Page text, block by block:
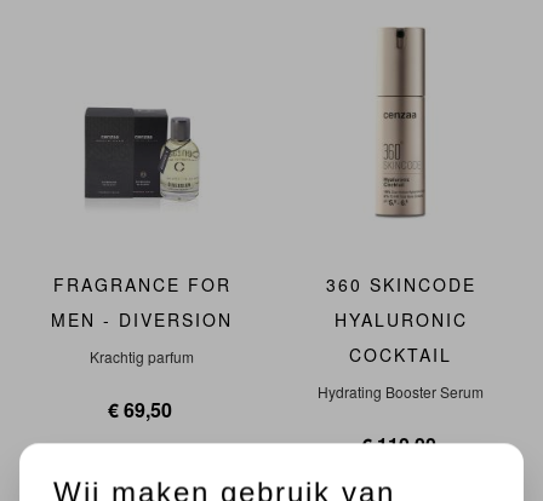
FRAGRANCE FOR
MEN - DIVERSION
Krachtig parfum
€ 69,50
In Winkelmandje
360 SKINCODE
HYALURONIC
COCKTAIL
Hydrating Booster Serum
€ 110,00
Wij maken gebruik van